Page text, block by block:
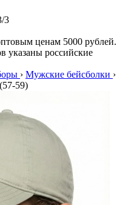
3
ценам 5000 рублей.
указаны российские
› Мужские бейсболки ›
59)